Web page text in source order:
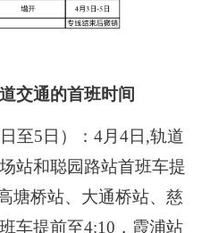
交通的首班时间
5日）：4月4日,轨道
站和聪园路站首班车提
塘桥站、大通桥站、慈
车提前至4:10，霞浦站